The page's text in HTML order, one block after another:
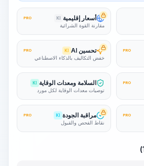
أسعار إقليمية KI
PRO
مقارنة القوة الشرائية
PRO تحسين AI KI
PRO
خفض التكاليف بالذكاء الاصطناعي
PRO السلامة ومعدات الوقاية KI
توصيات معدات الوقاية لكل مورد
PRO مراقبة الجودة KI
PRO
نقاط الفحص والقبول